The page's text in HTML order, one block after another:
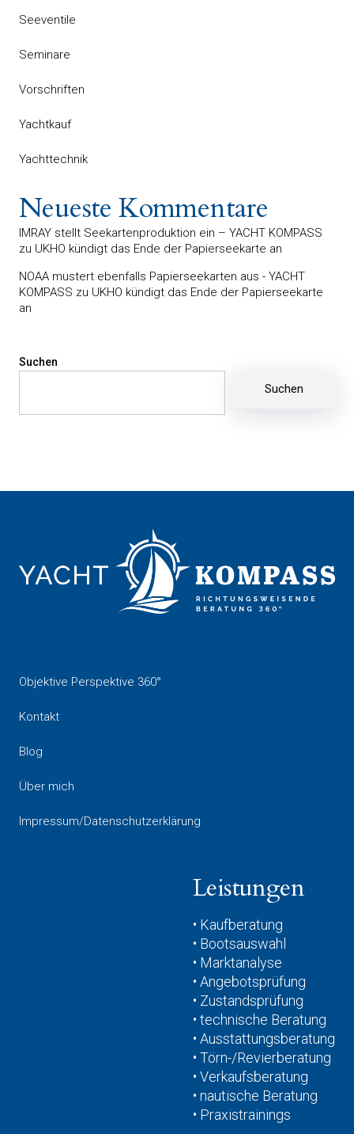
Seeventile
Seminare
Vorschriften
Yachtkauf
Yachttechnik
Neueste Kommentare
IMRAY stellt Seekartenproduktion ein – YACHT KOMPASS
zu UKHO kündigt das Ende der Papierseekarte an
NOAA mustert ebenfalls Papierseekarten aus - YACHT
KOMPASS zu UKHO kündigt das Ende der Papierseekarte
an
Suchen
Suchen
Objektive Perspektive 360°
Kontakt
Blog
Über mich
Impressum/Datenschutzerklärung
Leistungen
• Kaufberatung
• Bootsauswahl
• Marktanalyse
• Angebotsprüfung
• Zustandsprüfung
• technische Beratung
• Ausstattungsberatung
• Törn-/Revierberatung
• Verkaufsberatung
• nautische Beratung
• Praxistrainings